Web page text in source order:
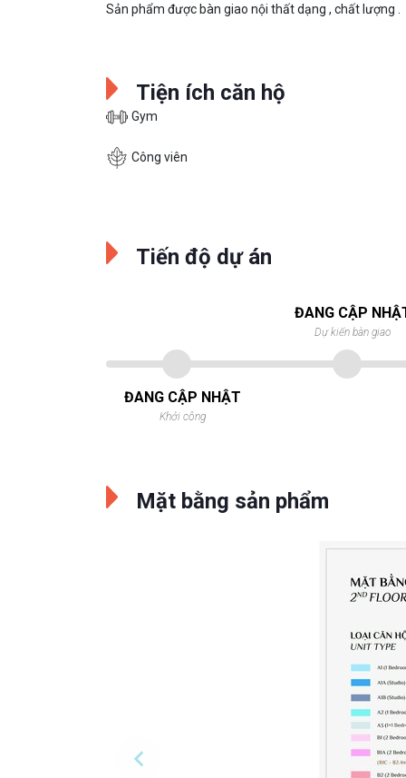
Sản phẩm được bàn giao nội thất dạng , chất lượng .
Tiện ích căn hộ
Gym
Công viên
Tiến độ dự án
ĐANG CẬP NHẬT
Khởi công
ĐANG CẬP
Dự kiến bàn giao
Mặt bằng sản phẩm